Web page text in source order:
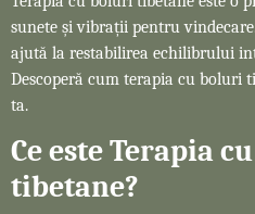
sunete și vibrații pentru
ajută la restabilirea echilibrului
Descoperă cum terapia cu boluri
ta.
Ce este Terapia
tibetane?